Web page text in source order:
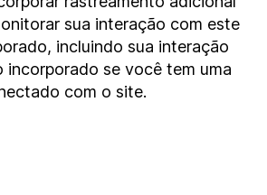
sua interação com este
incluindo sua interação
incorporado se você tem uma
com o site.